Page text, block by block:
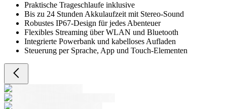
Praktische Trageschlaufe inklusive
Bis zu 24 Stunden Akkulaufzeit mit Stereo-Sound
Robustes IP67-Design für jedes Abenteuer
Flexibles Streaming über WLAN und Bluetooth
Integrierte Powerbank und kabelloses Aufladen
Steuerung per Sprache, App und Touch-Elementen